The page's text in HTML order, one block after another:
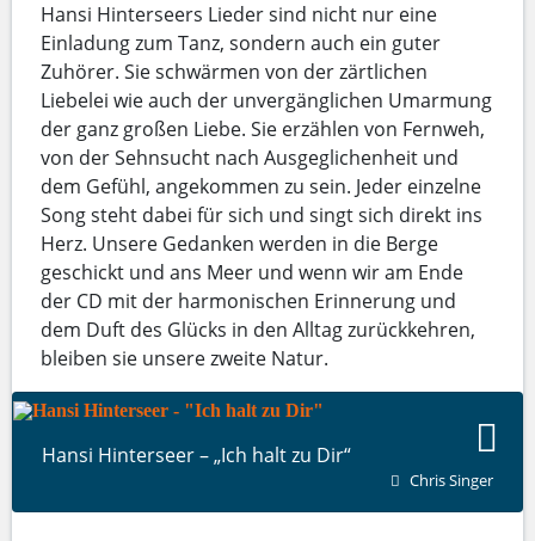
Hansi Hinterseers Lieder sind nicht nur eine
Einladung zum Tanz, sondern auch ein guter
Zuhörer. Sie schwärmen von der zärtlichen
Liebelei wie auch der unvergänglichen Umarmung
der ganz großen Liebe. Sie erzählen von Fernweh,
von der Sehnsucht nach Ausgeglichenheit und
dem Gefühl, angekommen zu sein. Jeder einzelne
Song steht dabei für sich und singt sich direkt ins
Herz. Unsere Gedanken werden in die Berge
geschickt und ans Meer und wenn wir am Ende
der CD mit der harmonischen Erinnerung und
dem Duft des Glücks in den Alltag zurückkehren,
bleiben sie unsere zweite Natur.
Hansi Hinterseer – „Ich halt zu Dir“
Chris Singer